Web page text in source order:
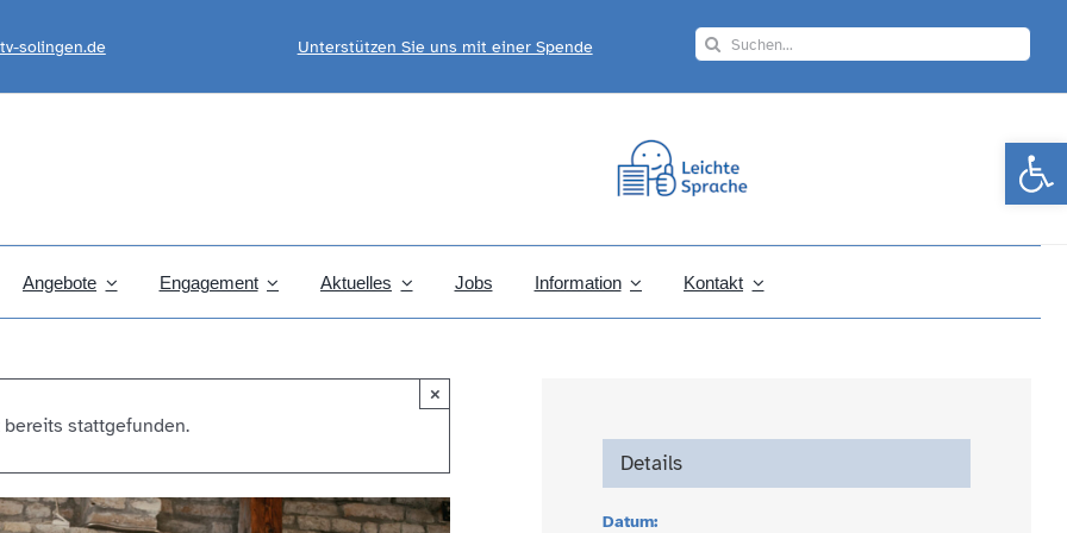
solingen.de Unterstützen Sie uns mit einer Spende
Search
Angebote Engagement Aktuelles Jobs Information Kontakt
stattgefunden.
×
Details
Datum: